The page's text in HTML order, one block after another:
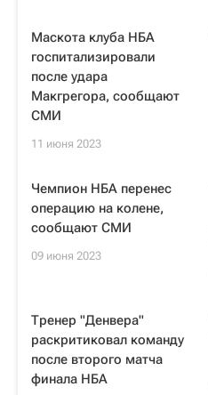
Маскота клуба НБА
госпитализировали
после удара
Макгрегора, сообщают
СМИ
11 июня 2023
Чемпион НБА перенес
операцию на колене,
сообщают СМИ
09 июня 2023
Тренер "Денвера"
раскритиковал команду
после второго матча
финала НБА